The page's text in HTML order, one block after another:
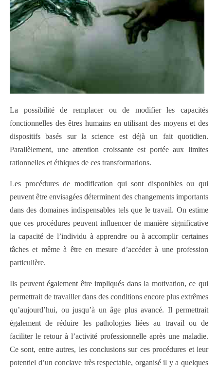
La possibilité de remplacer ou de modifier les capacités
fonctionnelles des êtres humains en utilisant des moyens et des
dispositifs basés sur la science est déjà un fait quotidien.
Parallèlement, une attention croissante est portée aux limites
rationnelles et éthiques de ces transformations.
Les procédures de modification qui sont disponibles ou qui
peuvent être envisagées déterminent des changements importants
dans des domaines indispensables tels que le travail. On estime
que ces procédures peuvent influencer de manière significative
la capacité de l’individu à apprendre ou à accomplir certaines
tâches et même à être en mesure d’accéder à une profession
particulière.
Ils peuvent également être impliqués dans la motivation, ce qui
permettrait de travailler dans des conditions encore plus extrêmes
qu’aujourd’hui, ou jusqu’à un âge plus avancé. Il permettrait
également de réduire les pathologies liées au travail ou de
faciliter le retour à l’activité professionnelle après une maladie.
Ce sont, entre autres, les conclusions sur ces procédures et leur
potentiel d’un conclave très respectable, organisé il y a quelques